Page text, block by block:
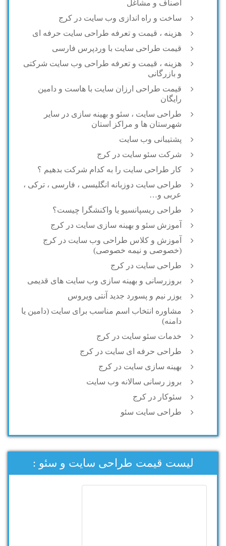
اصناف و مشاغل
ساخت و راه اندازی وب سایت در کرج
هزینه ، قیمت و تعرفه طراحی سایت حرفه ای
قیمت طراحی سایت با وردپرس فارسی
هزینه ، قیمت و تعرفه طراحی وب سایت شرکتی
و بازرگانی
قیمت طراحی ارزان سایت با هاست و دامین
رایگان
طراحی سایت ، سئو و بهینه سازی در سایر
شهرستان ها و مراکز استان
پشتیبانی وب سایت
شرکت سئو سایت در کرج
کار طراحی سایت را به کدام شرکت بدهیم ؟
طراحی سایت دوزبانه انگلیسی ، فارسی ، ترکی ،
عربی و…
طراحی ریسپانسیو یا واکنشگرا چیست؟
آموزش سئو و بهینه سازی سایت در کرج
آموزش و کلاس طراحی وب سایت در کرج
(خصوصی و نیمه خصوصی)
طراحی سایت در کرج
بروزرسانی و بهینه سازی وب سایت های قدیمی
یوزر نیم و پسورد جدید آنتی ویروس
مشاوره انتخاب اسم مناسب برای سایت (دامین یا
دامنه)
خدمات سئو سایت در کرج
طراحی حرفه ای سایت در کرج
بهینه سازی سایت در کرج
بروز رسانی سالانه وب سایت
سئوکار در کرج
طراحی سایت سئو
لیست قیمت طراحی سایت و سئو :